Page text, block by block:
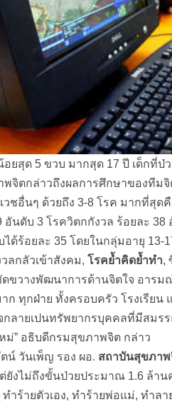
ยสุด 5 ขวบ มากสุด 17 ปี เด็กที่ป่
ตกล่าวถึงผลการศึกษาของทีมจิต
วชอื่นๆ ด้วยถึง 3-8 โรค มากที่สุ
อันดับ 3 โรควิตกกังวล ร้อยละ
ด้ร้อยละ 35 โดยในกลุ่มอายุ
ลกลัวเข้าสังคม, โรคย้ำคิดย้ำทำ,
ดขวางพัฒนาการด้านจิตใจ อารม
าก ทุกฝ่าย ทั้งครอบครัว โรงเรีย
ลายเปนทรัพยากรบุคคลที่มีสมร
ม่” อธิบดีกรมสุขภาพจิต กล่าว
วันเพ็ญ รอง ผอ. สถาบันสุขภาพ
ยังไม่ถึงขั้นป่วยประมาณ 1.6 ล้า
ทำร้ายตัวเอง, ทำร้ายพ่อแม่, ทำล